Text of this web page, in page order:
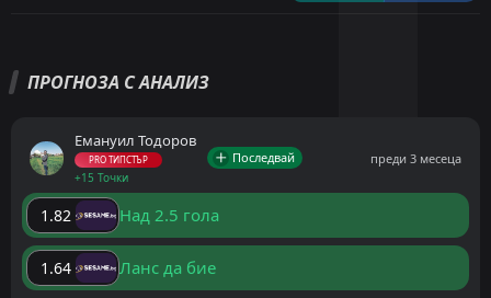
ПРОГНОЗА С АНАЛИЗ
Емануил Тодоров
PRO ТИПСТЪР
+15 Точки
Последвай преди 3 месеца
1.82 Над 2.5 гола
1.64 Ланс да бие